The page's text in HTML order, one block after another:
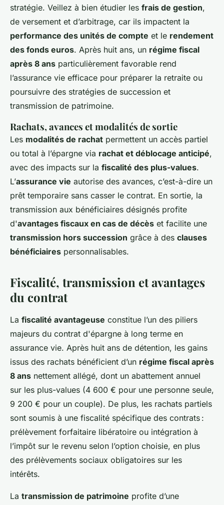
stratégie. Veillez à bien étudier les frais de gestion,
de versement et d’arbitrage, car ils impactent la
performance des unités de compte et le rendement
des fonds euros. Après huit ans, un régime fiscal
après 8 ans particulièrement favorable rend
l’assurance vie efficace pour préparer la retraite ou
poursuivre des stratégies de succession et
transmission de patrimoine.
Rachats, avances et modalités de sortie
Les modalités de rachat permettent un accès partiel
ou total à l’épargne via rachat et déblocage anticipé,
avec des impacts sur la fiscalité des plus-values.
L’assurance vie autorise des avances, c’est-à-dire un
prêt temporaire sans casser le contrat. En sortie, la
transmission aux bénéficiaires désignés profite
d'avantages fiscaux en cas de décès et facilite une
transmission hors succession grâce à des clauses
bénéficiaires personnalisables.
Fiscalité, transmission et avantages
du contrat
La fiscalité avantageuse constitue l’un des piliers
majeurs du contrat d'épargne à long terme en
assurance vie. Après huit ans de détention, les gains
issus des rachats bénéficient d’un régime fiscal après
8 ans nettement allégé, dont un abattement annuel
sur les plus-values (4 600 € pour une personne seule,
9 200 € pour un couple). De plus, les rachats partiels
sont soumis à une fiscalité spécifique des contrats :
prélèvement forfaitaire libératoire ou intégration à
l’impôt sur le revenu selon l’option choisie, en plus
des prélèvements sociaux obligatoires sur les
intérêts.
La transmission de patrimoine profite d’une